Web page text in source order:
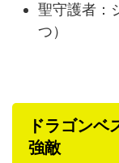
聖守護者：
つ）
ドラゴン
強敵